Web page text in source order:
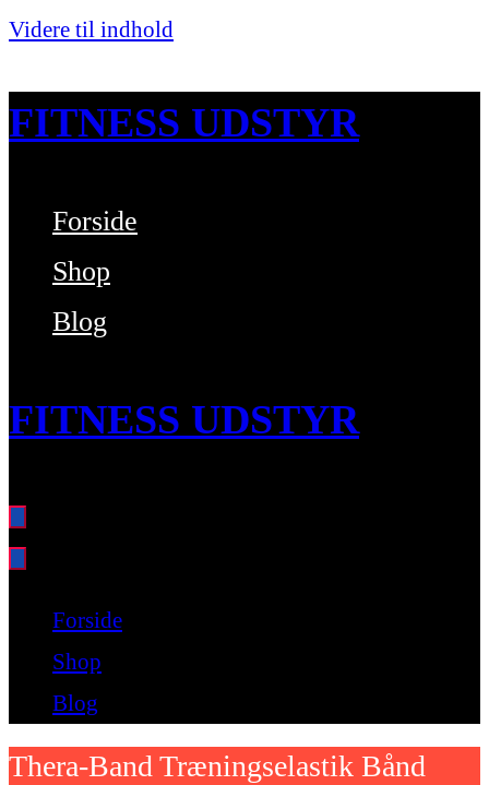
Videre til indhold
FITNESS UDSTYR
Bare endnu et fitness websted
Forside
Shop
Blog
FITNESS UDSTYR
Bare endnu et fitness websted
Forside
Shop
Blog
Thera-Band Træningselastik Bånd